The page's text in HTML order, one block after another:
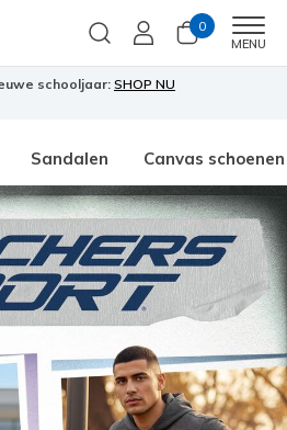
0
MENU
schooljaar: SHOP NU
Sandalen Canvas schoenen